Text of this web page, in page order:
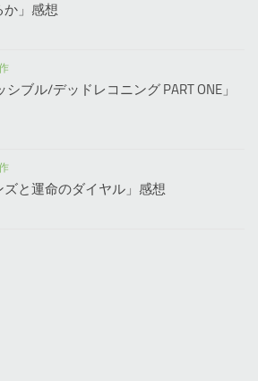
か」感想
シブル/デッドレコニング PART ONE」
ズと運命のダイヤル」感想